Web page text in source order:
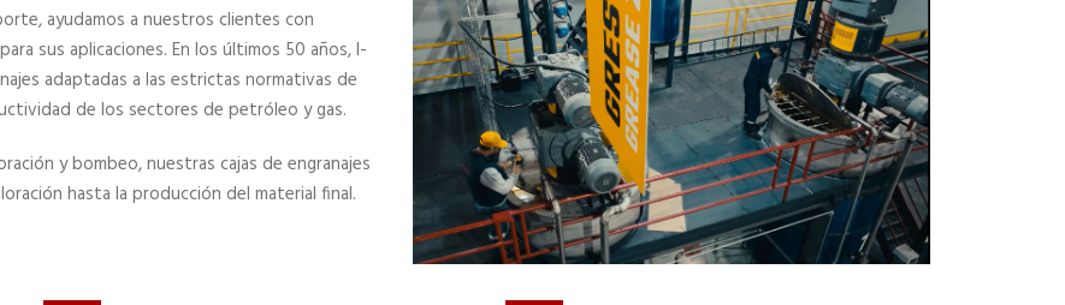
ayudamos a nuestros clientes con
sus aplicaciones. En los últimos 50 años, I-
adaptadas a las estrictas normativas de
de los sectores de petróleo y gas.
y bombeo, nuestras cajas de engranajes
hasta la producción del material final.